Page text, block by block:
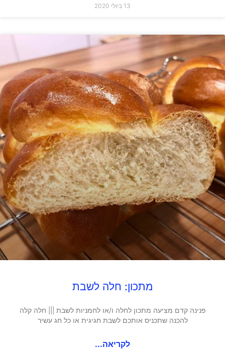
13 ביולי 2020
מתכון: חלה לשבת
פנינה קדם מציעה מתכון לחלה ו/או לחמניות לשבת ||| חלה קלה
להכנה שתכניס אותכם לשבת חגיגית או כל חג עשיר
לקריאה...